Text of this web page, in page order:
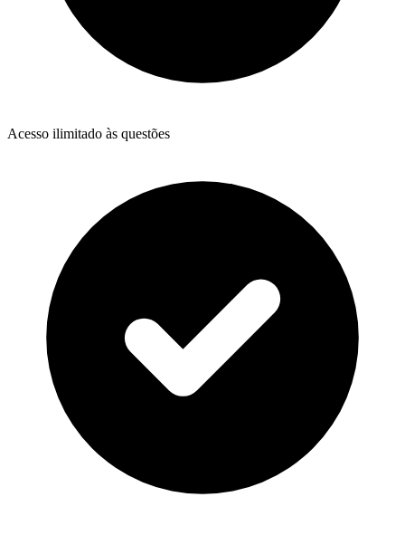
Acesso ilimitado às questões